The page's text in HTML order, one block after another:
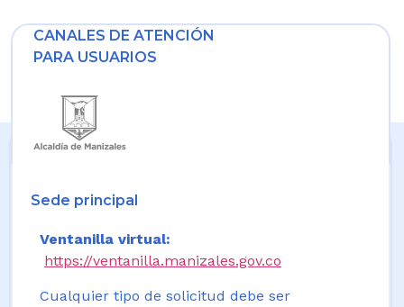
CANALES DE ATENCIÓN
PARA USUARIOS
Sede principal
Ventanilla virtual:
https://ventanilla.manizales.gov.co
Cualquier tipo de solicitud debe ser